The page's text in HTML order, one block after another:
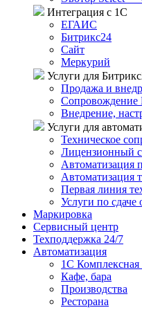
Интеграция с 1С
ЕГАИС
Битрикс24
Сайт
Меркурий
Услуги для
Продажа и
Сопровождение
Внедрение,
Услуги для
Техническое
Лицензионный
Автоматизация
Автоматизация
Первая линия
Услуги по сдаче
Маркировка
Сервисный центр
Техподдержка 24/7
Автоматизация
1C Комплексная
Кафе, бара
Производства
Ресторана